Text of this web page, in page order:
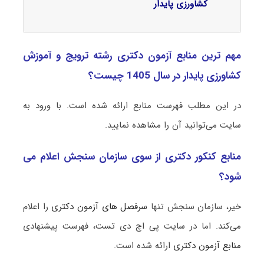
کشاورزی پایدار
مهم ترین منابع آزمون دکتری رشته ترویج و آموزش
کشاورزی پایدار در سال 1405 چیست؟
در این مطلب فهرست منابع ارائه شده است. با ورود به
سایت می‌توانید آن را مشاهده نمایید.
منابع کنکور دکتری از سوی سازمان سنجش اعلام می
شود؟
خیر، سازمان سنجش تنها سرفصل های آزمون دکتری را اعلام
می‌کند. اما در سایت پی اچ دی تست، فهرست پیشنهادی
منابع آزمون دکتری ارائه شده است.